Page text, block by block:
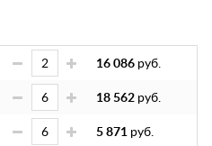
16 086 руб.
18 562 руб.
5 871 руб.